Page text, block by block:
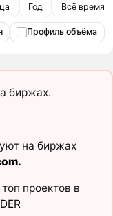
Год Всё время
Профиль объёма
биржах.
на биржах
.
проектов в